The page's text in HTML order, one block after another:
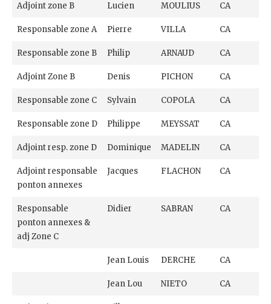
Adjoint zone B Lucien MOULIUS CA
Responsable zone A Pierre VILLA CA
Responsable zone B Philip ARNAUD CA
Adjoint Zone B Denis PICHON CA
Responsable zone C Sylvain COPOLA CA
Responsable zone D Philippe MEYSSAT CA
Adjoint resp. zone D Dominique MADELIN CA
Adjoint responsable
ponton annexes
Jacques FLACHON CA
Responsable
ponton annexes &
adj Zone C
Didier SABRAN CA
Jean Louis DERCHE CA
Jean Lou NIETO CA